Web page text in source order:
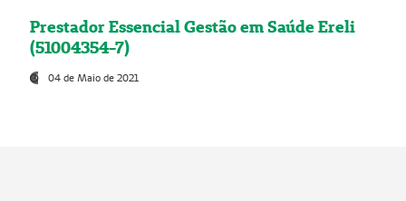
Prestador Essencial Gestão em Saúde Ereli
(51004354-7)
04 de Maio de 2021